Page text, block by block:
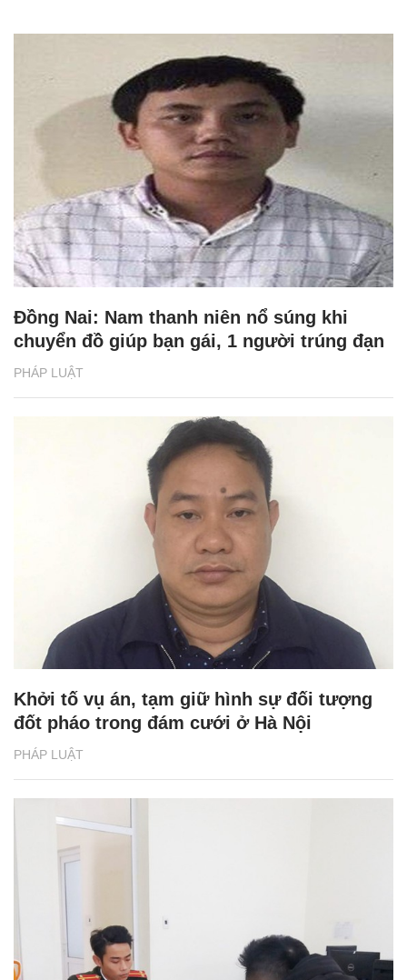
PHÁP LUẬT
Đồng Nai: Nam thanh niên nổ súng khi
chuyển đồ giúp bạn gái, 1 người trúng đạn
PHÁP LUẬT
Khởi tố vụ án, tạm giữ hình sự đối tượng
đốt pháo trong đám cưới ở Hà Nội